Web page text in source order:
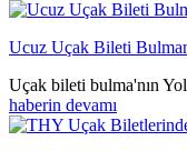
Ucuz Uçak Bileti
Uçak bileti bulma'nın
haberin devamı